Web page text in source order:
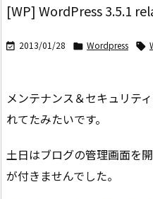
[WP] WordPress 3.5.1
 2013/01/28  Wordpress 
メンテナンス＆セキュリテ
れてたみたいです。
土日はブログの管理画面を
が付きませんでした。